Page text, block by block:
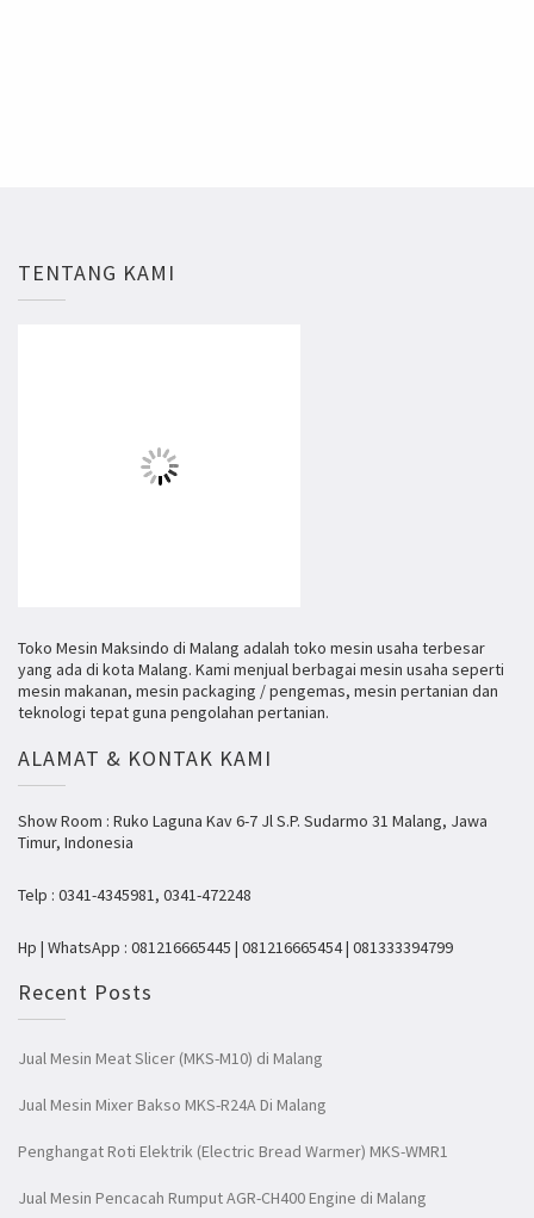
TENTANG KAMI
Toko Mesin Maksindo di Malang adalah toko mesin usaha terbesar
yang ada di kota Malang. Kami menjual berbagai mesin usaha seperti
mesin makanan, mesin packaging / pengemas, mesin pertanian dan
teknologi tepat guna pengolahan pertanian.
ALAMAT & KONTAK KAMI
Show Room : Ruko Laguna Kav 6-7 Jl S.P. Sudarmo 31 Malang, Jawa
Timur, Indonesia
Telp : 0341-4345981, 0341-472248
Hp | WhatsApp : 081216665445 | 081216665454 | 081333394799
Recent Posts
Jual Mesin Meat Slicer (MKS-M10) di Malang
Jual Mesin Mixer Bakso MKS-R24A Di Malang
Penghangat Roti Elektrik (Electric Bread Warmer) MKS-WMR1
Jual Mesin Pencacah Rumput AGR-CH400 Engine di Malang